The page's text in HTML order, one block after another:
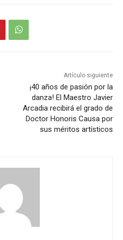
Artículo siguiente
¡40 años de pasión por la
danza! El Maestro Javier
Arcadia recibirá el grado de
Doctor Honoris Causa por
sus méritos artísticos